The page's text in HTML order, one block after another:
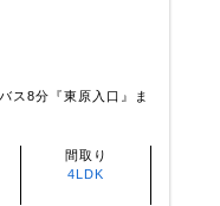
ス8分『東原入口』ま
間取り
4LDK